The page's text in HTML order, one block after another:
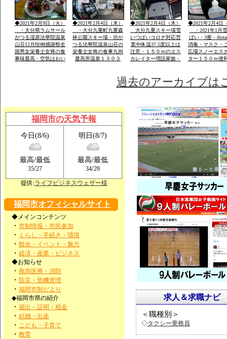
一流メーカー用意
ｍ天然温泉
257年ぶり噴火
りできる法華院
1470年入山・白
山伏修練場
◆2021年2月9日（火）
・大分県ラムサール
がつる湿原法華院温泉
山荘12月恒例感謝祭全
国男女栄養士女将の食
事味最高・空気はおい
◆2021年2月4日（木）
・大分九重町九重森
林公園スキー場・坊が
つる法華院温泉山荘の
栄養士女将の食事九州
最高所温泉１３０３
◆2021年2月4日（木）
大分九重スキー場雪
いつぱいコロナ対応営
業中体温37.5度以上は
注意・１５０ｍのエス
カレイター増設家族・
◆2021年2月4日
・2021年1月
ぱい・3蜜・
消毒・マスク・
広場スノーエス
ター１５０ｍ便
過去のアーカイブは
福岡市の天気予報
今日(8/6)
最高/最低
35/27
明日(8/7)
最高/最低
34/29
提供:ライフビジネスウェザー様
福岡市オフィシャルサイト
◆メインコンテンツ
・ 市制情報・市民参加
・ くらし・手続き・環境
・ 観光・イベント・魅力
・ 経済・産業・ビジネス
◆お知らせ
・ 救急医療・消防
・ 防災・危機管理
・ 福岡市制だより
◆福岡市県の紹介
・ 届出・証明・税金
・ 結婚・出産
・ こども・子育て
・ 教育
求人＆求職ナビ
＜職種別＞
◇タクシー乗務員